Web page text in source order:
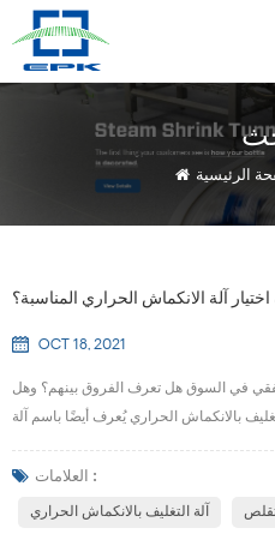
الرئيسية
اختيار آلة الانكماش الحراري المناسبة؟
OCT 18, 2021
في السوق هل تعرف الفروق بينهم؟ وهل
بالانكماش الحراري يُعرف أيضًا باسم آلة
للختم الثنائي وما إلى ذلك. اختيار آلة
العلامات :
آلة التغليف بالانكماش الحراري